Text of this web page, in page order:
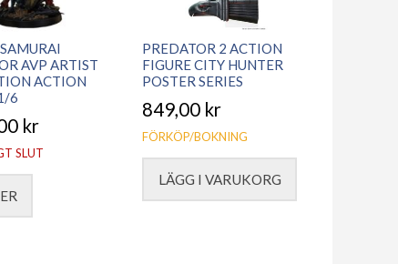
AVP ARTIST
ACTION
6
kr
SLUT
PREDATOR 2 ACTION
FIGURE CITY HUNTER
POSTER SERIES
849,00 kr
FÖRKÖP/BOKNING
LÄGG I VARUKORG